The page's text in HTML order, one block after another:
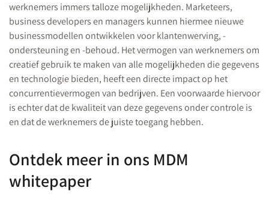
werknemers immers talloze mogelijkheden. Marketeers,
business developers en managers kunnen hiermee nieuwe
businessmodellen ontwikkelen voor klantenwerving, -
ondersteuning en -behoud. Het vermogen van werknemers om
creatief gebruik te maken van alle mogelijkheden die gegevens
en technologie bieden, heeft een directe impact op het
concurrentievermogen van bedrijven. Een voorwaarde hiervoor
is echter dat de kwaliteit van deze gegevens onder controle is
en dat de werknemers de juiste toegang hebben.
Ontdek meer in ons MDM
whitepaper